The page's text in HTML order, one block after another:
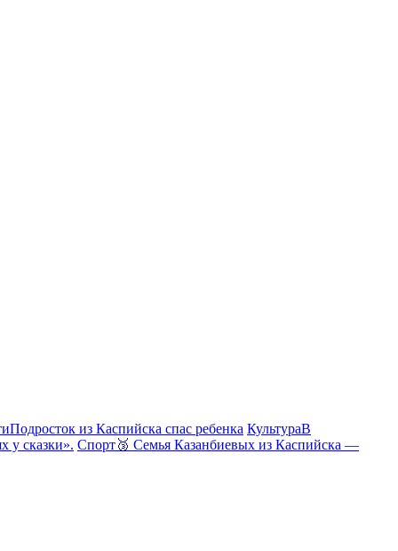
Подросток из Каспийска спас ребенка КультураВ
у сказки». Спорт🥉 Семья Казанбиевых из Каспийска —